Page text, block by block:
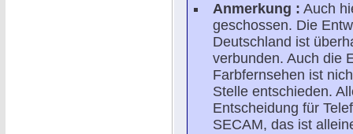
Anmerkung : Auch
geschossen. Die
Deutschland ist
verbunden. Auch die
Farbfernsehen ist
Stelle entschieden.
Entscheidung für
SECAM, das ist